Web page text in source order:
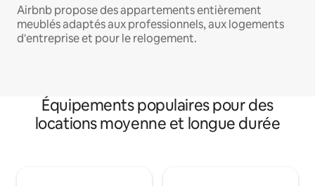
Airbnb propose des appartements entièrement
meublés adaptés aux professionnels, aux logements
d'entreprise et pour le relogement.
Équipements populaires pour des
locations moyenne et longue durée